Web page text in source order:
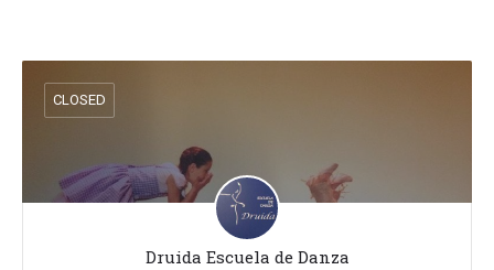
Druida Escuela de Danza
CLOSED